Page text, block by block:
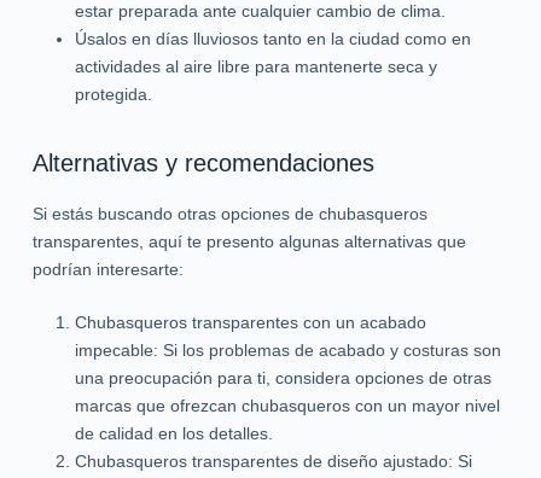
estar preparada ante cualquier cambio de clima.
Úsalos en días lluviosos tanto en la ciudad como en
actividades al aire libre para mantenerte seca y
protegida.
Alternativas y recomendaciones
Si estás buscando otras opciones de chubasqueros
transparentes, aquí te presento algunas alternativas que
podrían interesarte:
Chubasqueros transparentes con un acabado
impecable: Si los problemas de acabado y costuras son
una preocupación para ti, considera opciones de otras
marcas que ofrezcan chubasqueros con un mayor nivel
de calidad en los detalles.
Chubasqueros transparentes de diseño ajustado: Si